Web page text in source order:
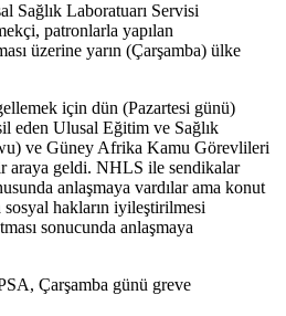
Sağlık Laboratuarı Servisi
patronlarla yapılan
üzerine yarın (Çarşamba) ülke
için dün (Pazartesi günü)
eden Ulusal Eğitim ve Sağlık
ve Güney Afrika Kamu Görevlileri
geldi. NHLS ile sendikalar
anlaşmaya vardılar ama konut
sosyal hakların iyileştirilmesi
sonucunda anlaşmaya
Çarşamba günü greve